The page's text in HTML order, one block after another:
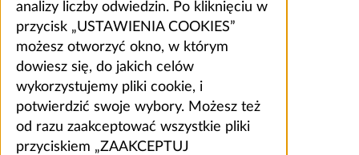
analizy liczby odwiedzin. Po kliknięciu w
przycisk „USTAWIENIA COOKIES”
możesz otworzyć okno, w którym
dowiesz się, do jakich celów
wykorzystujemy pliki cookie, i
potwierdzić swoje wybory. Możesz też
od razu zaakceptować wszystkie pliki
przyciskiem „ZAAKCEPTUJ